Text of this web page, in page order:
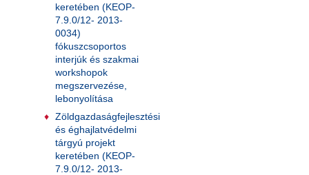
keretében (KEOP-
7.9.0/12- 2013-
0034)
fókuszcsoportos
interjúk és szakmai
workshopok
megszervezése,
lebonyolítása
Zöldgazdaságfejlesztési
és éghajlatvédelmi
tárgyú projekt
keretében (KEOP-
7.9.0/12- 2013-